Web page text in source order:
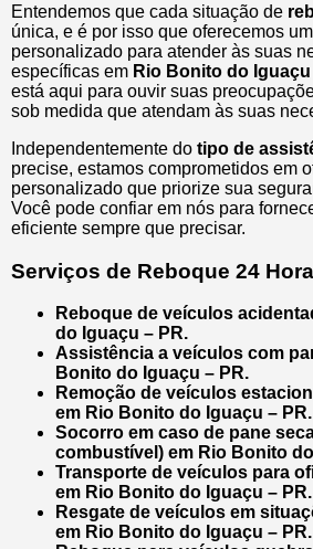
Entendemos que cada situação de
única, e é por isso que oferecemos
personalizado para atender às suas
específicas em Rio Bonito do Iguaçu
está aqui para ouvir suas
sob medida que atendam às suas
Independentemente do tipo de
precise, estamos comprometidos em
personalizado que priorize sua
Você pode confiar em nós para
eficiente sempre que precisar.
Serviços de Reboque 24
Reboque de veículos
do Iguaçu – PR.
Assistência a veículos com
Bonito do Iguaçu – PR.
Remoção de veículos
em Rio Bonito do Iguaçu – PR.
Socorro em caso de pane
combustível) em Rio Bonito
Transporte de veículos para
em Rio Bonito do Iguaçu – PR.
Resgate de veículos em
em Rio Bonito do Iguaçu – PR.